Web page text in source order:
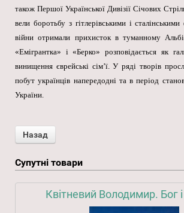
також Першої Української Дивізії Січових
вели боротьбу з гітлерівськими і
війни отримали прихисток в туманному
«Емігрантка» і «Берко» розповідається як
винищення єврейські сім’ї. У ряді творів
побут українців напередодні та в період
України.
Супутні товари
Квітневий Володимир. Бог і